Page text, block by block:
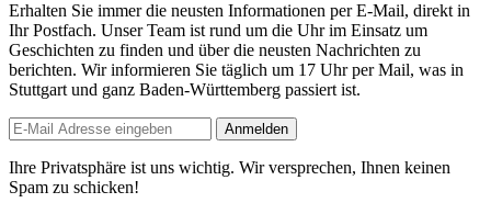
Erhalten Sie immer die neusten Informationen per E-Mail, direkt in
Ihr Postfach. Unser Team ist rund um die Uhrim Einsatz um
Geschichten zu finden und über die neusten Nachrichten zu
berichten. Wir informieren Sie täglich um 17 Uhrper Mail, was in
Stuttgart und ganz Baden-Württemberg passiert ist.
Anmelden
Ihre Privatsphäre ist uns wichtig. Wir versprechen, Ihnen keinen
Spam zu schicken!